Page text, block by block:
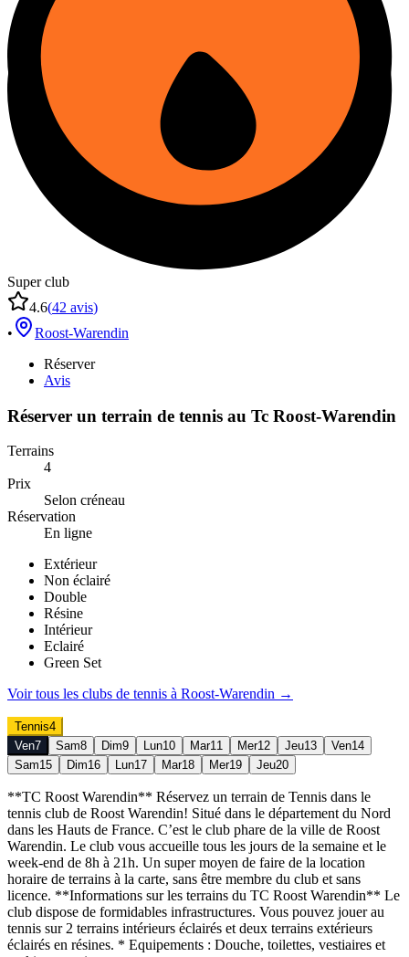
Super club
4.6(42 avis)
•
Roost-Warendin
Réserver
Avis
Réserver un terrain de tennis au Tc Roost-Warendin
Terrains
4
Prix
Selon créneau
Réservation
En ligne
Extérieur
Non éclairé
Double
Résine
Intérieur
Eclairé
Green Set
Voir tous les clubs de tennis à Roost-Warendin →
Tennis4
Ven7 Sam8 Dim9 Lun10 Mar11 Mer12 Jeu13 Ven14
Sam15 Dim16 Lun17 Mar18 Mer19 Jeu20
**TC Roost Warendin** Réservez un terrain de Tennis dans le
tennis club de Roost Warendin! Situé dans le département du Nord
dans les Hauts de France. C’est le club phare de la ville de Roost
Warendin. Le club vous accueille tous les jours de la semaine et le
week-end de 8h à 21h. Un super moyen de faire de la location
horaire de terrains à la carte, sans être membre du club et sans
licence. **Informations sur les terrains du TC Roost Warendin** Le
club dispose de formidables infrastructures. Vous pouvez jouer au
tennis sur 2 terrains intérieurs éclairés et deux terrains extérieurs
éclairés en résines. * Equipements : Douche, toilettes, vestiaires et